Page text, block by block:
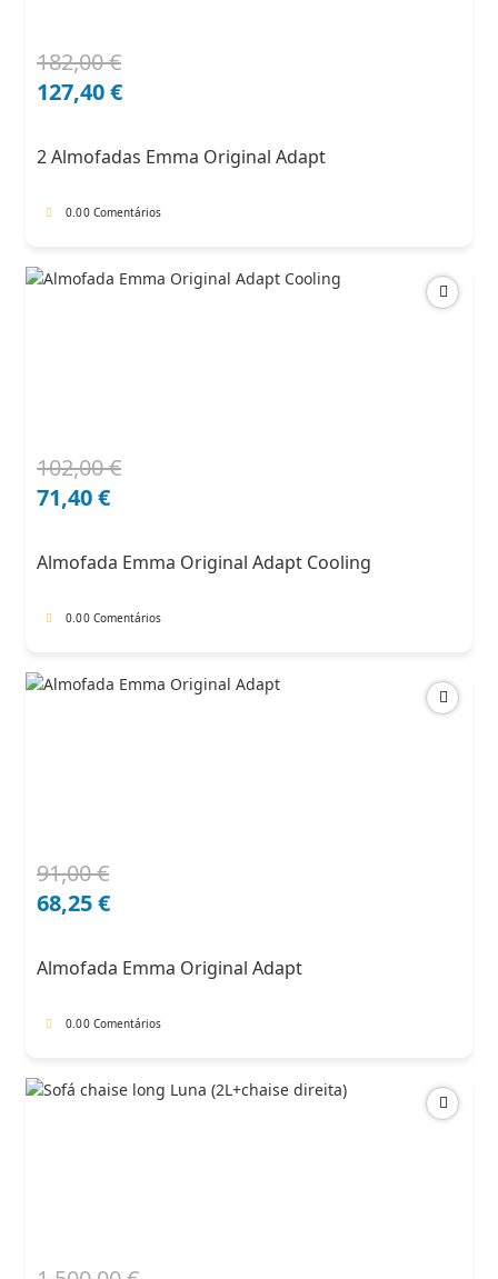
182,00€
O
preço
182,00 €.
127,40€
O
preço
127,40 €.
2 Almofadas Emma Original Adapt
0.00 Comentários
102,00€
O
preço
102,00 €.
71,40€
O
preço
71,40 €.
Almofada Emma Original Adapt Cooling
0.00 Comentários
91,00€
O
preço
91,00 €.
68,25€
O
preço
68,25 €.
Almofada Emma Original Adapt
0.00 Comentários